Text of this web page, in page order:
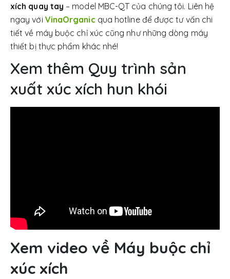
xích quay tay – model MBC-QT của chúng tôi. Liên hệ
ngay với VinaOrganic qua hotline để được tư vấn chi
tiết về máy buộc chỉ xúc cũng như những dòng máy
thiết bị thực phẩm khác nhé!
Xem thêm Quy trình sản
xuất xúc xích hun khói
Xem video về Máy buộc chỉ
xúc xích